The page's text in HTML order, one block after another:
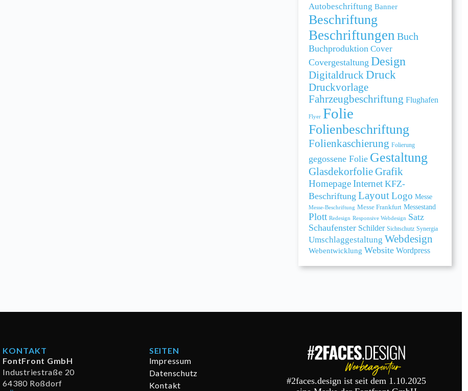
Autobeschriftung Banner
Beschriftung
Beschriftungen Buch
Buchproduktion Cover
Covergestaltung Design
Digitaldruck Druck
Druckvorlage
Fahrzeugbeschriftung Flughafen
Flyer Folie
Folienbeschriftung
Folienkaschierung Folierung
gegossene Folie Gestaltung
Glasdekorfolie Grafik
HomepageInternet KFZ-
Beschriftung LayoutLogo Messe
Messe-Beschriftung Messe Frankfurt Messestand
Plott Redesign Responsive Webdesign Satz
Schaufenster Schilder Sichtschutz Synergia
Umschlaggestaltung Webdesign
Webentwicklung Website Wordpress
KONTAKT
FontFront GmbH
Industriestraße 20
64380 Roßdorf
SEITEN
Impressum
Datenschutz
Kontakt
#2faces.design ist seit dem 1.10.2025